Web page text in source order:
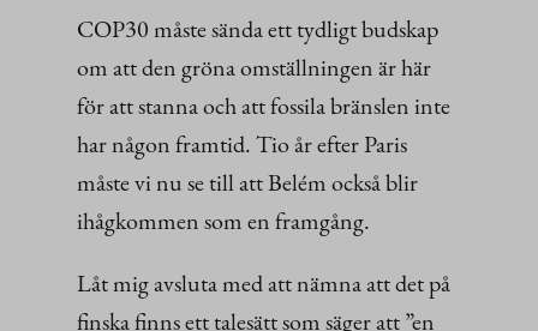
COP30 måste sända ett tydligt budskap
om att den gröna omställningen är här
för att stanna och att fossila bränslen inte
har någon framtid. Tio år efter Paris
måste vi nu se till att Belém också blir
ihågkommen som en framgång.
Låt mig avsluta med att nämna att det på
finska finns ett talesätt som säger att ”en